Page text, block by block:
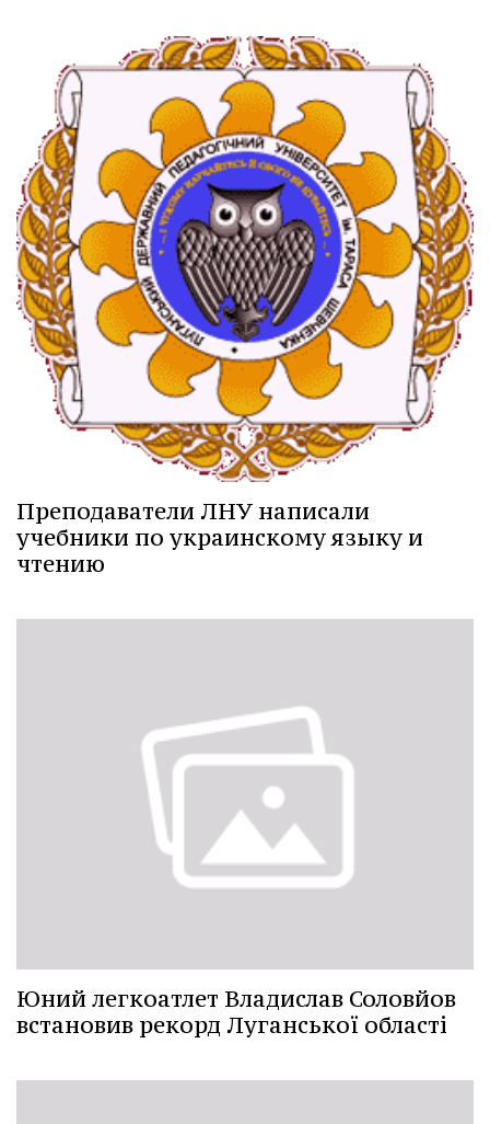
Преподаватели ЛНУ написали
учебники по украинскому языку и
чтению
Юний легкоатлет Владислав Соловйов
встановив рекорд Луганської області